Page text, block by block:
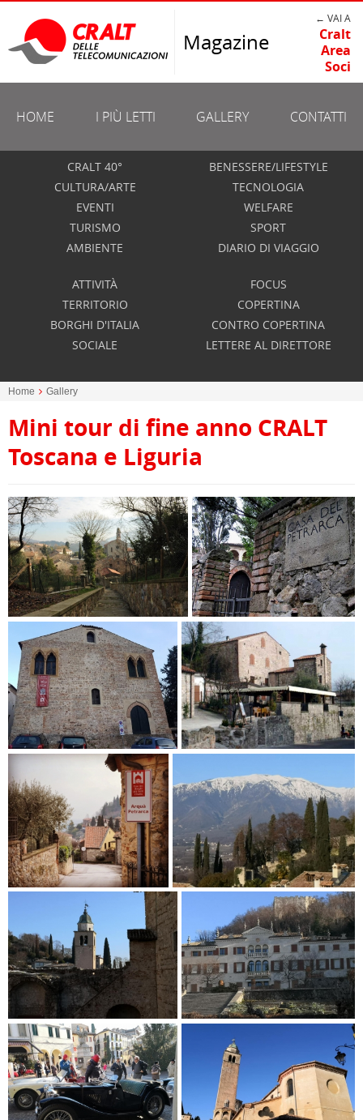
Magazine
← VAI A
Cralt
Area
Soci
HOME I PIÙ LETTI GALLERY CONTATTI
CRALT 40°
CULTURA/ARTE
EVENTI
TURISMO
AMBIENTE
BENESSERE/LIFESTYLE
TECNOLOGIA
WELFARE
SPORT
DIARIO DI VIAGGIO
ATTIVITÀ
TERRITORIO
BORGHI D'ITALIA
SOCIALE
FOCUS
COPERTINA
CONTRO COPERTINA
LETTERE AL DIRETTORE
Home Gallery
Mini tour di fine anno CRALT
Toscana e Liguria